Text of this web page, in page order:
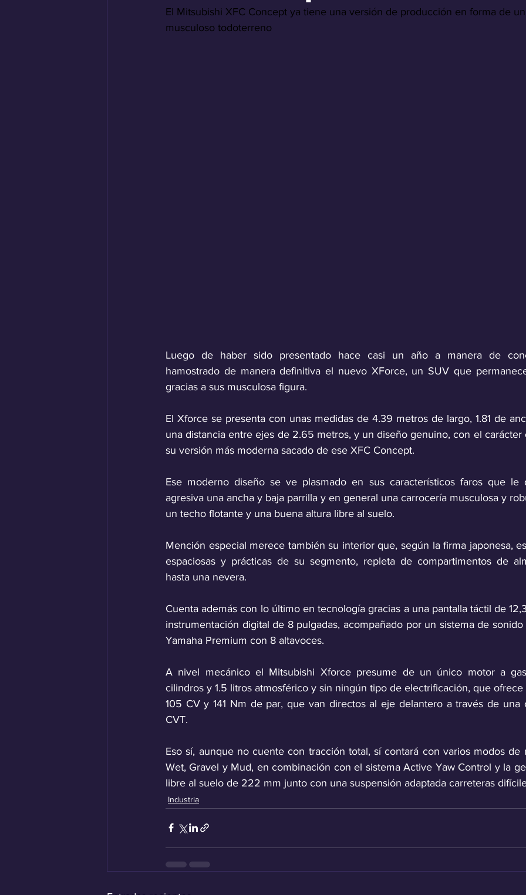
El Mitsubishi XFC Concept ya tiene una versión de producción en forma de
musculoso todoterreno
Luego de haber sido presentado hace casi un año a manera de
hamostrado de manera definitiva el nuevo XForce, un SUV que
gracias a sus musculosa figura.
El Xforce se presenta con unas medidas de 4.39 metros de largo, 1.81 de
una distancia entre ejes de 2.65 metros, y un diseño genuino, con el carácter
su versión más moderna sacado de ese XFC Concept.
Ese moderno diseño se ve plasmado en sus característicos faros que le
agresiva una ancha y baja parrilla y en general una carrocería musculosa y
un techo flotante y una buena altura libre al suelo.
Mención especial merece también su interior que, según la firma japonesa,
espaciosas y prácticas de su segmento, repleta de compartimentos de
hasta una nevera.
Cuenta además con lo último en tecnología gracias a una pantalla táctil de
instrumentación digital de 8 pulgadas, acompañado por un sistema de
Yamaha Premium con 8 altavoces.
A nivel mecánico el Mitsubishi Xforce presume de un único motor a
cilindros y 1.5 litros atmosférico y sin ningún tipo de electrificación, que
105 CV y 141 Nm de par, que van directos al eje delantero a través de una
CVT.
Eso sí, aunque no cuente con tracción total, sí contará con varios modos de
Wet, Gravel y Mud, en combinación con el sistema Active Yaw Control y la
libre al suelo de 222 mm junto con una suspensión adaptada carreteras
Industria